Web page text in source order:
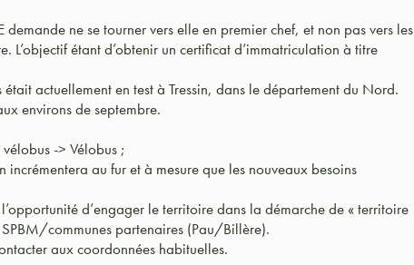
ne se tourner vers elle en premier chef, et non pas vers les
L’objectif étant d’obtenir un certificat d’immatriculation à titre
actuellement en test à Tressin, dans le département du Nord.
environs de septembre.
-> Vélobus ;
incrémentera au fur et à mesure que les nouveaux besoins
d’engager le territoire dans la démarche de « territoire
communes partenaires (Pau/Billère).
aux coordonnées habituelles.